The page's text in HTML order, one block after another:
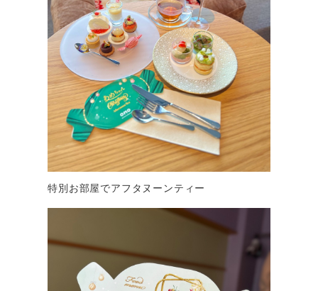
特別お部屋でアフタヌーンティー